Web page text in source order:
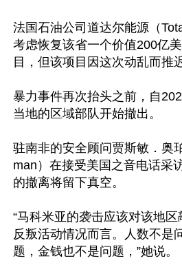
法国石油公司道达尔能源（
考虑恢复该省一个价值200亿
目，但该项目因这次动乱而推
暴力事件再次抬头之前，自
当地的区域部队开始撤出。
驻南非的安全顾问贾斯敏．奥
man）在接受美国之音电话采
的撤离将留下真空。
“马科米亚的袭击应该对该地
反叛活动情况而言。人数不是
题，金钱也不是问题，”她说。